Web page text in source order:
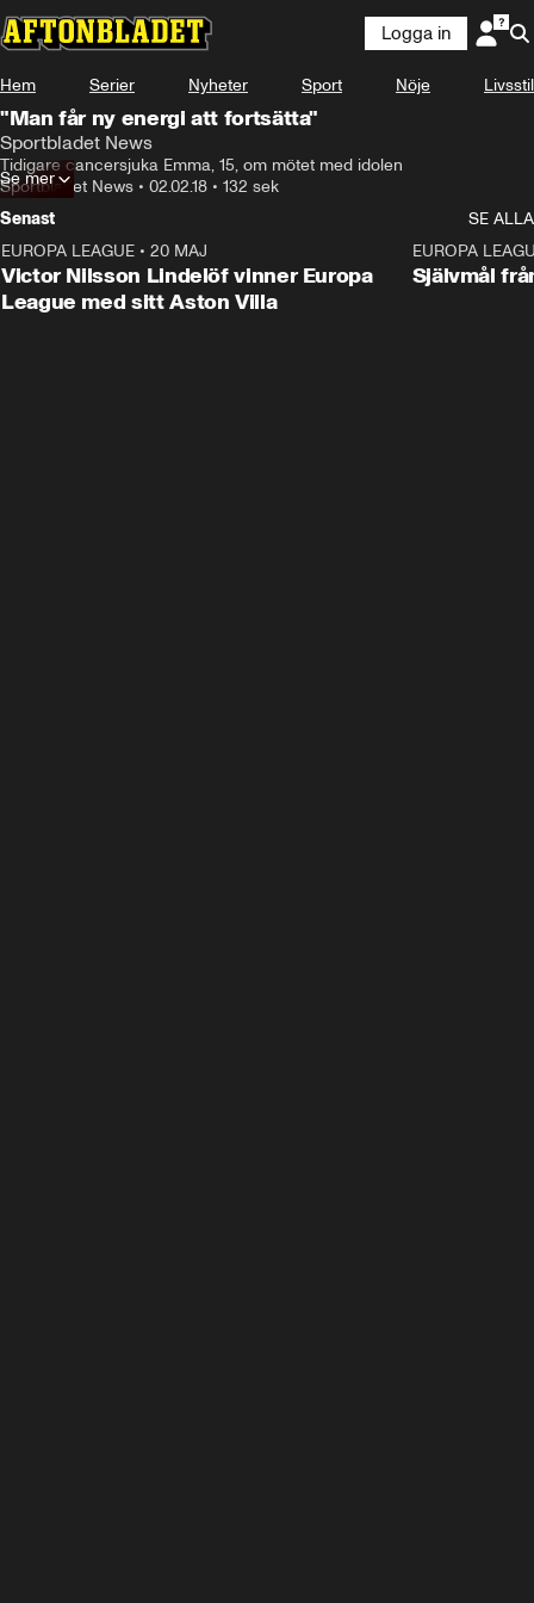
Logga in
Hem Serier Nyheter Sport Nöje Livsstil
"Man får ny energi att fortsätta"
Sportbladet News
Tidigare cancersjuka Emma, 15, om mötet med idolen
Sportbladet News • 02.02.18 • 132 sek
Se mer
Senast
SE ALLA
EUROPA LEAGUE • 20 MAJ
Victor Nilsson Lindelöf vinner Europa
League med sitt Aston Villa
EUROPA
Självmål